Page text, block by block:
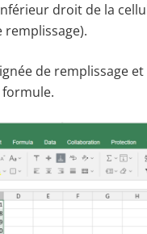
droit de la
remplissage).
de remplissage